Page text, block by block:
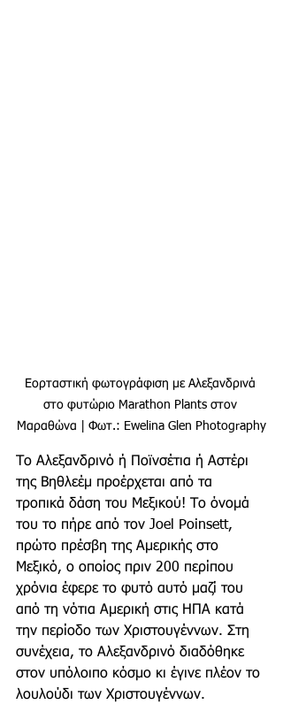
Εορταστική φωτογράφιση με Αλεξανδρινά
στο φυτώριο Marathon Plants στον
Μαραθώνα | Φωτ.: Ewelina Glen Photography
Το Αλεξανδρινό ή Ποϊνσέτια ή Αστέρι
της Βηθλεέμ προέρχεται από τα
τροπικά δάση του Μεξικού! Το όνομά
του το πήρε από τον Joel Poinsett,
πρώτο πρέσβη της Αμερικής στο
Μεξικό, ο οποίος πριν 200 περίπου
χρόνια έφερε το φυτό αυτό μαζί του
από τη νότια Αμερική στις ΗΠΑ κατά
την περίοδο των Χριστουγέννων. Στη
συνέχεια, το Αλεξανδρινό διαδόθηκε
στον υπόλοιπο κόσμο κι έγινε πλέον το
λουλούδι των Χριστουγέννων.